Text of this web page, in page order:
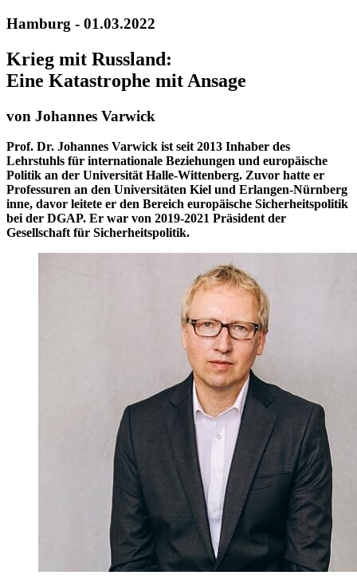
Hamburg - 01.03.2022
Krieg mit Russland:
Eine Katastrophe mit Ansage
von Johannes Varwick
Prof. Dr. Johannes Varwick ist seit 2013 Inhaber des
Lehrstuhls für internationale Beziehungen und europäische
Politik an der Universität Halle-Wittenberg. Zuvor hatte er
Professuren an den Universitäten Kiel und Erlangen-Nürnberg
inne, davor leitete er den Bereich europäische Sicherheitspolitik
bei der DGAP. Er war von 2019-2021 Präsident der
Gesellschaft für Sicherheitspolitik.